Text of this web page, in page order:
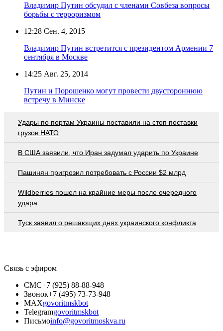
Владимир Путин обсудил с членами Совбеза вопросы
борьбы с терроризмом
12:28 Сен. 4, 2015
Владимир Путин встретится с президентом Армении 7
сентября в Москве
14:25 Авг. 25, 2014
Путин и Порошенко могут провести двустороннюю
встречу в Минске
Удары по портам Украины поставили на стоп поставки
грузов НАТО
В США заявили, что Иран задумал ударить по Украине
Пашинян пригрозил потребовать c России $2 млрд
Wildberries пошел на крайние меры после очередного
удара
Туск заявил о решающих днях украинского конфликта
Связь с эфиром
СМС+7 (925) 88-88-948
Звонок+7 (495) 73-73-948
MAXgovoritmskbot
Telegramgovoritmskbot
Письмоinfo@govoritmoskva.ru